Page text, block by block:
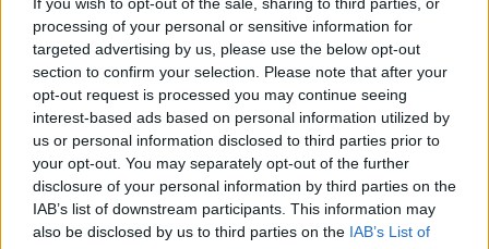
processing of your personal or sensitive information for
targeted advertising by us, please use the below opt-out
section to confirm your selection. Please note that after your
opt-out request is processed you may continue seeing
interest-based ads based on personal information utilized by
us or personal information disclosed to third parties prior to
your opt-out. You may separately opt-out of the further
disclosure of your personal information by third parties on the
IAB’s list of downstream participants. This information may
also be disclosed by us to third parties on the IAB’s List of
Time
Szöveg forrása: molfehervarfc.hu
Megosztás:
KAPCSOLÓDÓ HÍREK